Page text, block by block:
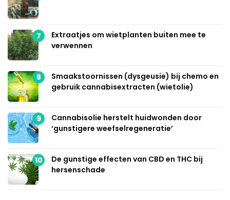
7
Extraatjes om wietplanten buiten mee te
verwennen
8
Smaakstoornissen (dysgeusie) bij chemo en
gebruik cannabisextracten (wietolie)
9
Cannabisolie herstelt huidwonden door
‘gunstigere weefselregeneratie’
10
De gunstige effecten van CBD en THC bij
hersenschade